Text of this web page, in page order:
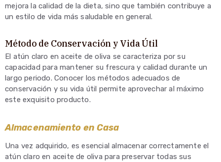
mejora la calidad de la dieta, sino que también contribuye a
un estilo de vida más saludable en general.
Método de Conservación y Vida Útil
El atún claro en aceite de oliva se caracteriza por su
capacidad para mantener su frescura y calidad durante un
largo periodo. Conocer los métodos adecuados de
conservación y su vida útil permite aprovechar al máximo
este exquisito producto.
Almacenamiento en Casa
Una vez adquirido, es esencial almacenar correctamente el
atún claro en aceite de oliva para preservar todas sus